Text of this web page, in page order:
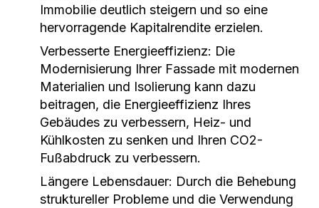
Immobilie deutlich steigern und so eine
hervorragende Kapitalrendite erzielen.
Verbesserte Energieeffizienz: Die
Modernisierung Ihrer Fassade mit modernen
Materialien und Isolierung kann dazu
beitragen, die Energieeffizienz Ihres
Gebäudes zu verbessern, Heiz- und
Kühlkosten zu senken und Ihren CO2-
Fußabdruck zu verbessern.
Längere Lebensdauer: Durch die Behebung
struktureller Probleme und die Verwendung